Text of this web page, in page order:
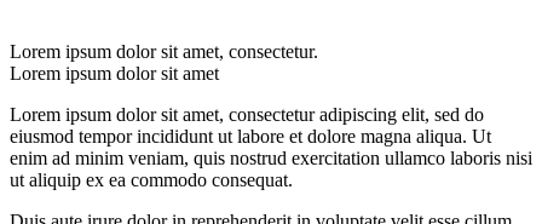
Lorem ipsum dolor sit amet, consectetur.
Lorem ipsum dolor sit amet
Lorem ipsum dolor sit amet, consectetur adipiscing elit, sed do
eiusmod tempor incididunt ut labore et dolore magna aliqua. Ut
enim ad minim veniam, quis nostrud exercitation ullamco laboris nisi
ut aliquip ex ea commodo consequat.